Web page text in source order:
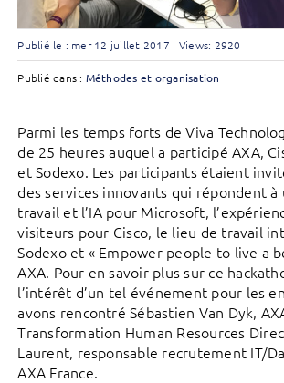
Publié le : mer 12 juillet 2017 Views: 2920
Publié dans : Méthodes et organisation
Parmi les temps forts de Viva
de 25 heures auquel a participé AXA,
et Sodexo. Les participants étaient
des services innovants qui répondent à
travail et l’IA pour Microsoft,
visiteurs pour Cisco, le lieu de travail
Sodexo et « Empower people to live a
AXA. Pour en savoir plus sur ce
l’intérêt d’un tel événement pour les
avons rencontré Sébastien Van Dyk,
Transformation Human Resources
Laurent, responsable recrutement IT/
AXA France.